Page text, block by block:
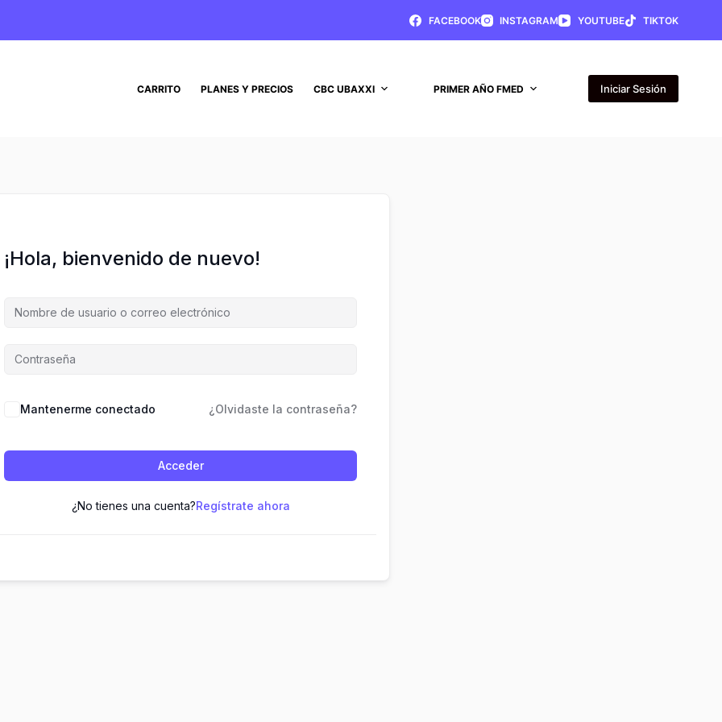
FACEBOOK INSTAGRAM YOUTUBE TIKTOK
CARRITO PLANES Y PRECIOS CBC UBAXXI PRIMER AÑO FMED Iniciar Sesión
¡Hola, bienvenido de nuevo!
Mantenerme conectado ¿Olvidaste la contraseña?
Acceder
¿No tienes una cuenta?Regístrate ahora